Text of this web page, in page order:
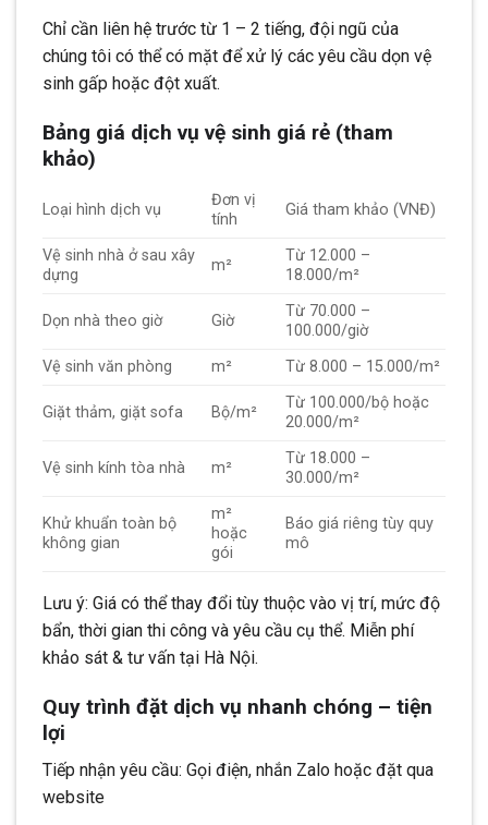
Chỉ cần liên hệ trước từ 1 – 2 tiếng, đội ngũ của
chúng tôi có thể có mặt để xử lý các yêu cầu dọn vệ
sinh gấp hoặc đột xuất.
Bảng giá dịch vụ vệ sinh giá rẻ (tham
khảo)
Loại hình dịch vụ
Đơn vị
tính
Giá tham khảo (VNĐ)
Vệ sinh nhà ở sau xây
dựng
m²
Từ 12.000 –
18.000/m²
Dọn nhà theo giờ Giờ
Từ 70.000 –
100.000/giờ
Vệ sinh văn phòng
m² Từ 8.000 – 15.000/m²
Giặt thảm, giặt sofa Bộ/m²
Từ 100.000/bộ hoặc
20.000/m²
Vệ sinh kính tòa nhà m²
Từ 18.000 –
30.000/m²
Khử khuẩn toàn bộ
không gian
m²
hoặc
gói
Báo giá riêng tùy quy
mô
Lưu ý: Giá có thể thay đổi tùy thuộc vào vị trí, mức độ
bẩn, thời gian thi công và yêu cầu cụ thể. Miễn phí
khảo sát & tư vấn tại Hà Nội.
Quy trình đặt dịch vụ nhanh chóng – tiện
lợi
Tiếp nhận yêu cầu: Gọi điện, nhắn Zalo hoặc đặt qua
website